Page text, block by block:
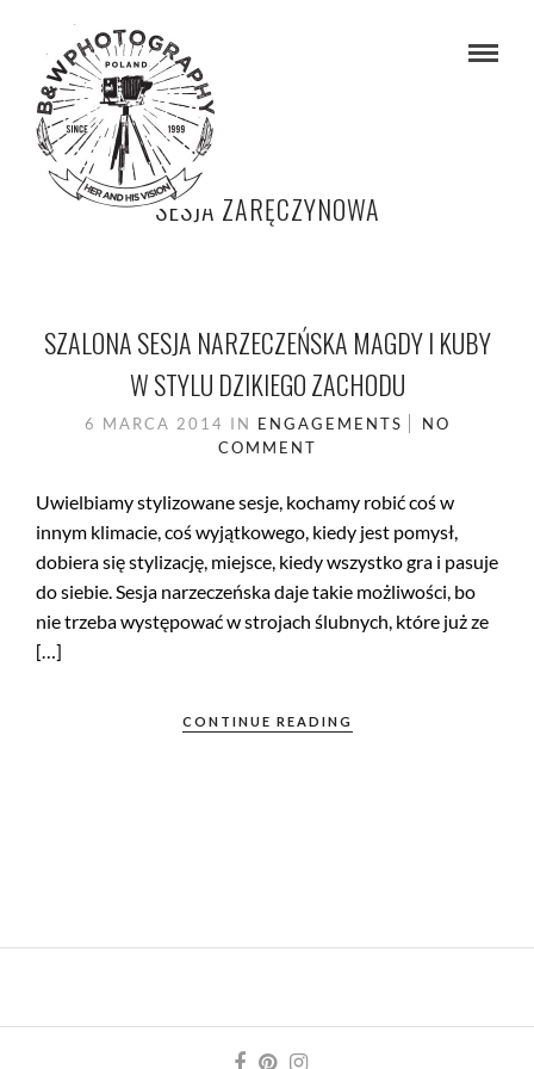
SESJA ZARĘCZYNOWA
SZALONA SESJA NARZECZEŃSKA MAGDY I KUBY
W STYLU DZIKIEGO ZACHODU
6 MARCA 2014 IN ENGAGEMENTS
NO
COMMENT
Uwielbiamy stylizowane sesje, kochamy robić coś w
innym klimacie, coś wyjątkowego, kiedy jest pomysł,
dobiera się stylizację, miejsce, kiedy wszystko gra i pasuje
do siebie. Sesja narzeczeńska daje takie możliwości, bo
nie trzeba występować w strojach ślubnych, które już ze
[…]
CONTINUE READING